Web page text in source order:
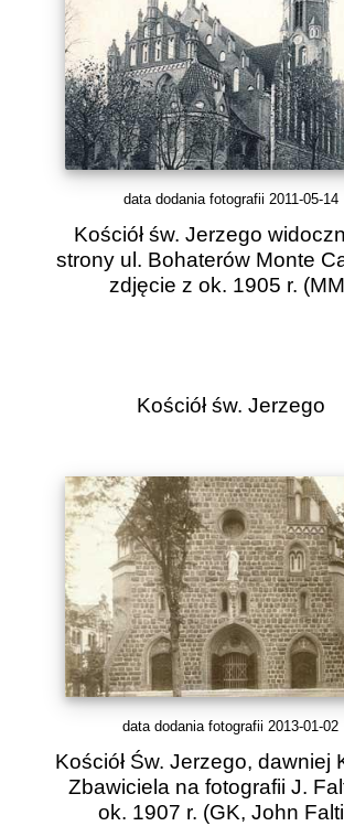
data dodania fotografii 2011-05-14
Kościół św. Jerzego
strony ul. Bohaterów Monte
zdjęcie z ok. 1905 r.
Kościół św. Jerzego
data dodania fotografii 2013-01-02
Kościół Św. Jerzego, dawniej
Zbawiciela na fotografii J.
ok. 1907 r. (GK, John